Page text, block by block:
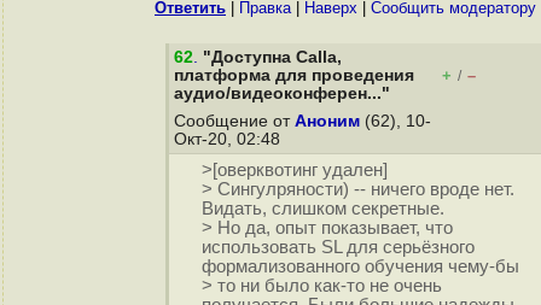
Ответить Правка| Наверх Cообщить модератору
62. "Доступна Calla,
платформа для проведения
аудио/видеоконферен..."
+ / –
Сообщение от Аноним (62), 10-
Окт-20, 02:48
>[оверквотинг удален]
> Сингулряности) -- ничего вроде нет.
Видать, слишком секретные.
> Но да, опыт показывает, что
использовать SL для серьёзного
формализованного обучения чему-бы
> то ни было как-то не очень